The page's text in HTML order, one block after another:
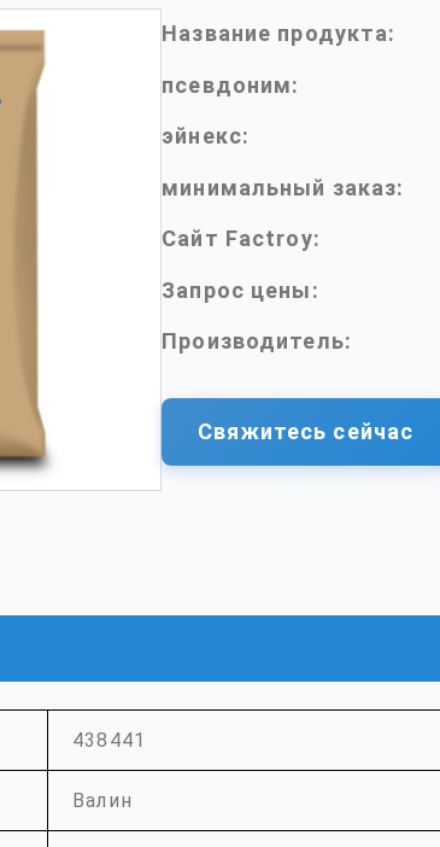
Название продукта:
псевдоним:
эйнекс:
минимальный заказ:
Сайт Factroy:
Запрос цены:
Производитель:
Свяжитесь сейчас
438441
Валин